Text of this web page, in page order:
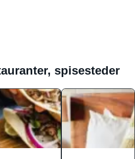
spisesteder